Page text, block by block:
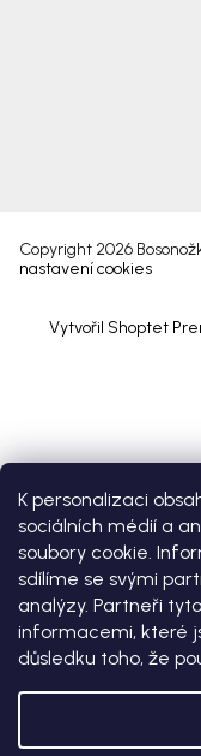
K personalizaci
sociálních médií a
soubory cookie.
sdílíme se svými
analýzy. Partneři
informacemi, které
důsledku toho, že
Vytvořil Shoptet
Copyright 2026
nastavení cookies